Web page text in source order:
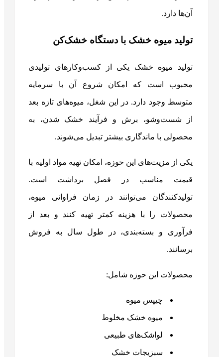
آن‌ها دارد.
تولید میوه خشک با دستگاه خشک‌کن
تولید میوه خشک یکی از کسب‌وکارهای تولیدی
محبوب است که امکان شروع آن با سرمایه
متوسط وجود دارد. در این شغل، میوه‌های تازه بعد
از شست‌وشو، برش و فرآیند خشک شدن، به
محصولی با ماندگاری بیشتر تبدیل می‌شوند.
یکی از مزیت‌های این حوزه، امکان تهیه مواد اولیه با
قیمت مناسب در فصل برداشت است.
تولیدکنندگان می‌توانند در زمان فراوانی میوه،
محصولات را با هزینه کمتر تهیه کنند و بعد از
فرآوری و بسته‌بندی، در طول سال به فروش
برسانند.
محصولات این حوزه شامل:
چیپس میوه
میوه خشک مخلوط
لواشک‌های طبیعی
سبزیجات خشک